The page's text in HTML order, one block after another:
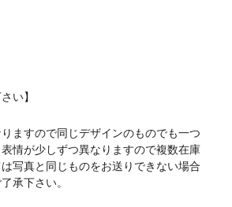
い】
ますので同じデザインのものでも一つ
情が少しずつ異なりますので複数在庫
写真と同じものをお送りできない場合
承下さい。